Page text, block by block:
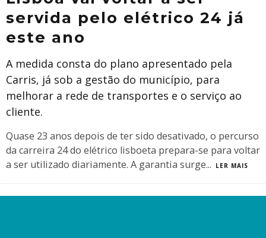
servida pelo elétrico 24 já
este ano
A medida consta do plano apresentado pela
Carris, já sob a gestão do município, para
melhorar a rede de transportes e o serviço ao
cliente.
Quase 23 anos depois de ter sido desativado, o percurso
da carreira 24 do elétrico lisboeta prepara-se para voltar
a ser utilizado diariamente. A garantia surge... LER MAIS